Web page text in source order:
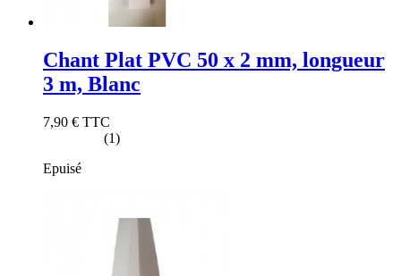
Chant Plat PVC 50 x 2 mm, longueur
3 m, Blanc
7,90 € TTC
(1)
Epuisé